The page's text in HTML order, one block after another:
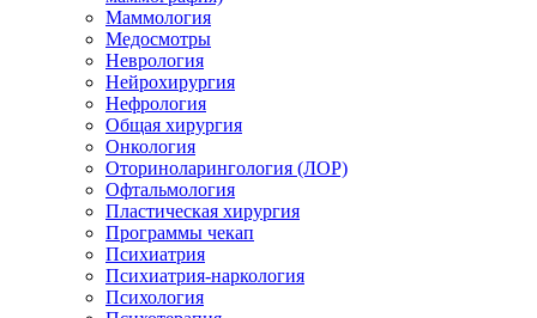
Маммология
Медосмотры
Неврология
Нейрохирургия
Нефрология
Общая хирургия
Онкология
Оториноларингология (ЛОР)
Офтальмология
Пластическая хирургия
Программы чекап
Психиатрия
Психиатрия-наркология
Психология